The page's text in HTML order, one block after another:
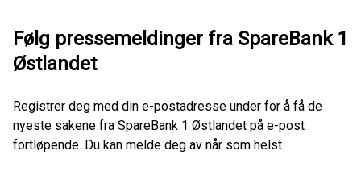
Følg pressemeldinger fra SpareBank 1
Østlandet
Registrer deg med din e-postadresse under for å få de
nyeste sakene fra SpareBank 1 Østlandet på e-post
fortløpende. Du kan melde deg av når som helst.